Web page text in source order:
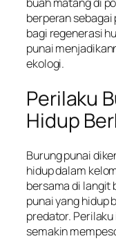
berperan
bagi regenerasi
punai
ekologi.
Perilaku
Hidup
Burung punai
hidup dalam
bersama di langit
punai yang hidup
predator.
semakin